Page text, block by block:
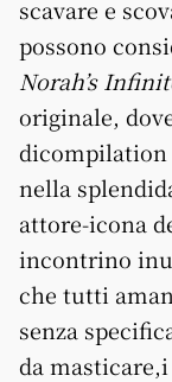
scavare e
possono
Norah’s
originale,
dicompilation
nella
attore-icona
incontrino
che tutti
senza
da